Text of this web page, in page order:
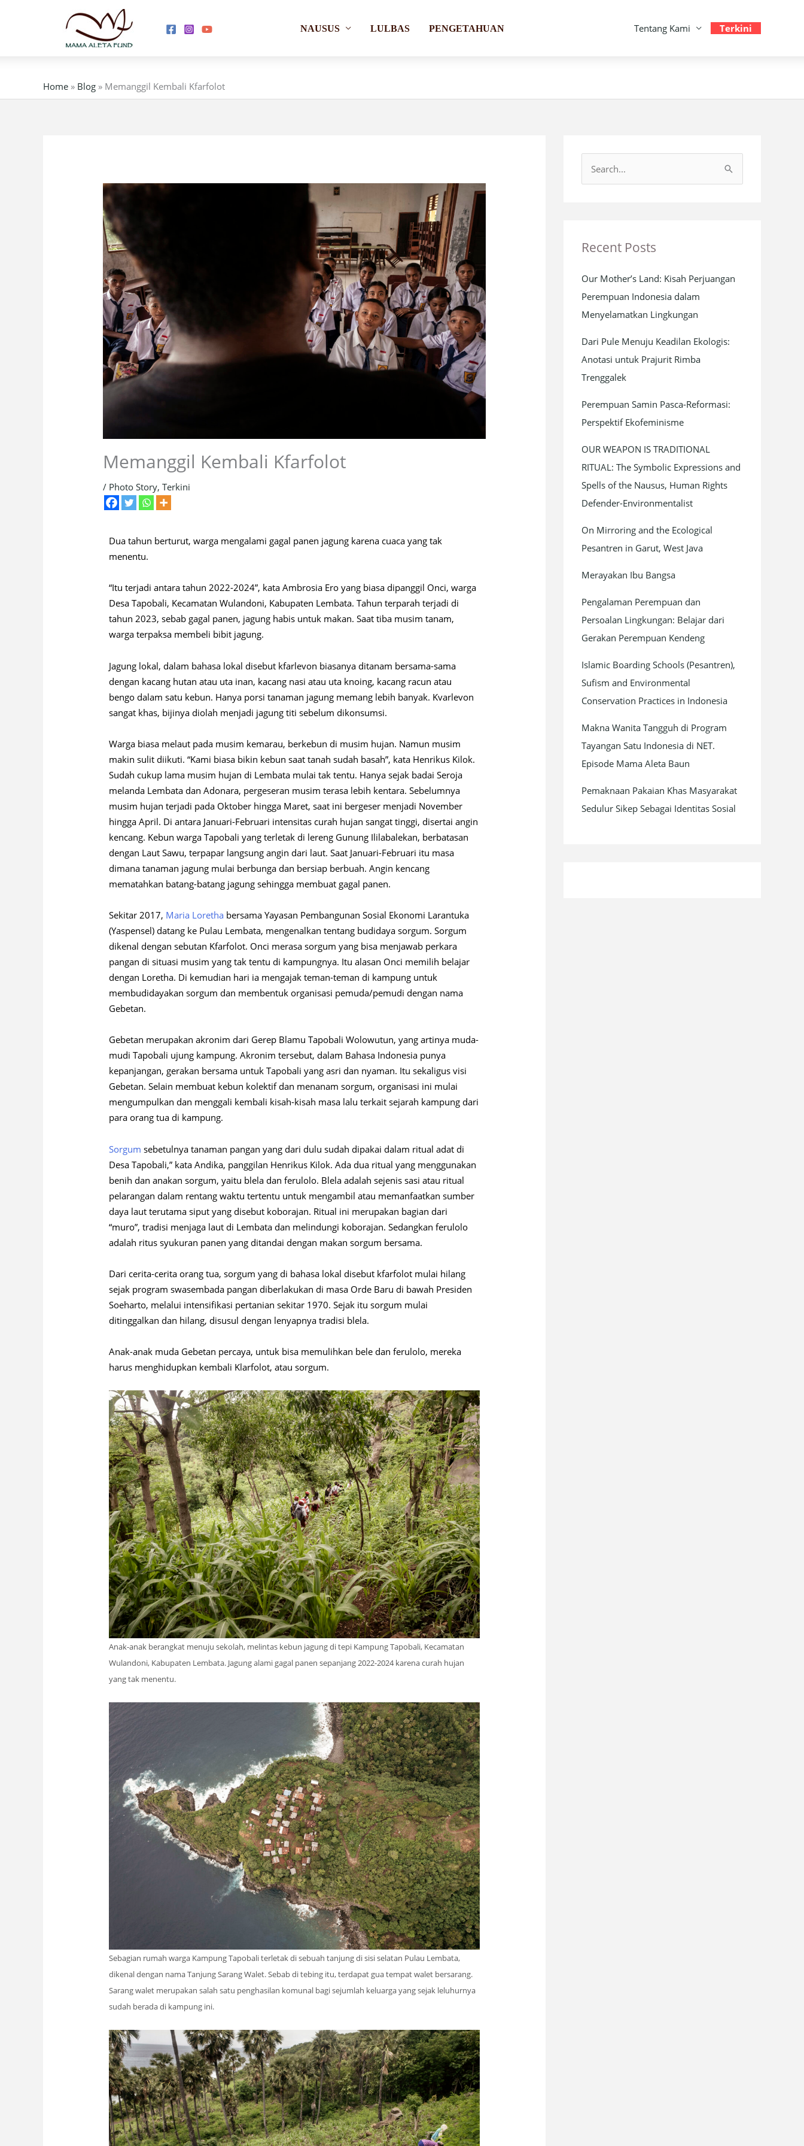
NAUSUS LULBAS PENGETAHUAN Tentang Kami Terkini
Home » Blog » Memanggil Kembali Kfarfolot
Memanggil Kembali Kfarfolot
/ Photo Story,Terkini
Dua tahun berturut, warga mengalami gagal panen jagung karena cuaca yang tak
menentu.
“Itu terjadi antara tahun 2022-2024”, kata Ambrosia Ero yang biasa dipanggil Onci, warga
Desa Tapobali, Kecamatan Wulandoni, Kabupaten Lembata. Tahun terparah terjadi di
tahun 2023, sebab gagal panen, jagung habis untuk makan. Saat tiba musim tanam,
warga terpaksa membeli bibit jagung.
Jagung lokal, dalam bahasa lokal disebut kfarlevon biasanya ditanam bersama-sama
dengan kacang hutan atau uta inan, kacang nasi atau uta knoing, kacang racun atau
bengo dalam satu kebun. Hanya porsi tanaman jagung memang lebih banyak. Kvarlevon
sangat khas, bijinya diolah menjadi jagung titi sebelum dikonsumsi.
Warga biasa melaut pada musim kemarau, berkebun di musim hujan. Namun musim
makin sulit diikuti. “Kami biasa bikin kebun saat tanah sudah basah”, kata Henrikus Kilok.
Sudah cukup lama musim hujan di Lembata mulai tak tentu. Hanya sejak badai Seroja
melanda Lembata dan Adonara, pergeseran musim terasa lebih kentara. Sebelumnya
musim hujan terjadi pada Oktober hingga Maret, saat ini bergeser menjadi November
hingga April. Di antara Januari-Februari intensitas curah hujan sangat tinggi, disertai angin
kencang. Kebun warga Tapobali yang terletak di lereng Gunung Ililabalekan, berbatasan
dengan Laut Sawu, terpapar langsung angin dari laut. Saat Januari-Februari itu masa
dimana tanaman jagung mulai berbunga dan bersiap berbuah. Angin kencang
mematahkan batang-batang jagung sehingga membuat gagal panen.
Sekitar 2017, Maria Loretha bersama Yayasan Pembangunan Sosial Ekonomi Larantuka
(Yaspensel) datang ke Pulau Lembata, mengenalkan tentang budidaya sorgum. Sorgum
dikenal dengan sebutan Kfarfolot. Onci merasa sorgum yang bisa menjawab perkara
pangan di situasi musim yang tak tentu di kampungnya. Itu alasan Onci memilih belajar
dengan Loretha. Di kemudian hari ia mengajak teman-teman di kampung untuk
membudidayakan sorgum dan membentuk organisasi pemuda/pemudi dengan nama
Gebetan.
Gebetan merupakan akronim dari Gerep Blamu Tapobali Wolowutun, yang artinya muda-
mudi Tapobali ujung kampung. Akronim tersebut, dalam Bahasa Indonesia punya
kepanjangan, gerakan bersama untuk Tapobali yang asri dan nyaman. Itu sekaligus visi
Gebetan. Selain membuat kebun kolektif dan menanam sorgum, organisasi ini mulai
mengumpulkan dan menggali kembali kisah-kisah masa lalu terkait sejarah kampung dari
para orang tua di kampung.
Sorgum sebetulnya tanaman pangan yang dari dulu sudah dipakai dalam ritual adat di
Desa Tapobali,” kata Andika, panggilan Henrikus Kilok. Ada dua ritual yang menggunakan
benih dan anakan sorgum, yaitu blela dan ferulolo. Blela adalah sejenis sasi atau ritual
pelarangan dalam rentang waktu tertentu untuk mengambil atau memanfaatkan sumber
daya laut terutama siput yang disebut koborajan. Ritual ini merupakan bagian dari
“muro”, tradisi menjaga laut di Lembata dan melindungi koborajan. Sedangkan ferulolo
adalah ritus syukuran panen yang ditandai dengan makan sorgum bersama.
Dari cerita-cerita orang tua, sorgum yang di bahasa lokal disebut kfarfolot mulai hilang
sejak program swasembada pangan diberlakukan di masa Orde Baru di bawah Presiden
Soeharto, melalui intensifikasi pertanian sekitar 1970. Sejak itu sorgum mulai
ditinggalkan dan hilang, disusul dengan lenyapnya tradisi blela.
Anak-anak muda Gebetan percaya, untuk bisa memulihkan bele dan ferulolo, mereka
harus menghidupkan kembali Klarfolot, atau sorgum.
Anak-anak berangkat menuju sekolah, melintas kebun jagung di tepi Kampung Tapobali, Kecamatan
Wulandoni, Kabupaten Lembata. Jagung alami gagal panen sepanjang 2022-2024 karena curah hujan
yang tak menentu.
Sebagian rumah warga Kampung Tapobali terletak di sebuah tanjung di sisi selatan Pulau Lembata,
dikenal dengan nama Tanjung Sarang Walet. Sebab di tebing itu, terdapat gua tempat walet bersarang.
Sarang walet merupakan salah satu penghasilan komunal bagi sejumlah keluarga yang sejak leluhurnya
sudah berada di kampung ini.
c
f
o
r
Recent Posts
Our Mother’s Land: Kisah Perjuangan
Perempuan Indonesia dalam
Menyelamatkan Lingkungan
Dari Pule Menuju Keadilan Ekologis:
Anotasi untuk Prajurit Rimba
Trenggalek
Perempuan Samin Pasca-Reformasi:
Perspektif Ekofeminisme
OUR WEAPON IS TRADITIONAL
RITUAL: The Symbolic Expressions and
Spells of the Nausus, Human Rights
Defender-Environmentalist
On Mirroring and the Ecological
Pesantren in Garut, West Java
Merayakan Ibu Bangsa
Pengalaman Perempuan dan
Persoalan Lingkungan: Belajar dari
Gerakan Perempuan Kendeng
Islamic Boarding Schools (Pesantren),
Sufism and Environmental
Conservation Practices in Indonesia
Makna Wanita Tangguh di Program
Tayangan Satu Indonesia di NET.
Episode Mama Aleta Baun
Pemaknaan Pakaian Khas Masyarakat
Sedulur Sikep Sebagai Identitas Sosial